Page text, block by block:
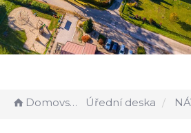
Domovská stránka Úřední deska NÁVRH